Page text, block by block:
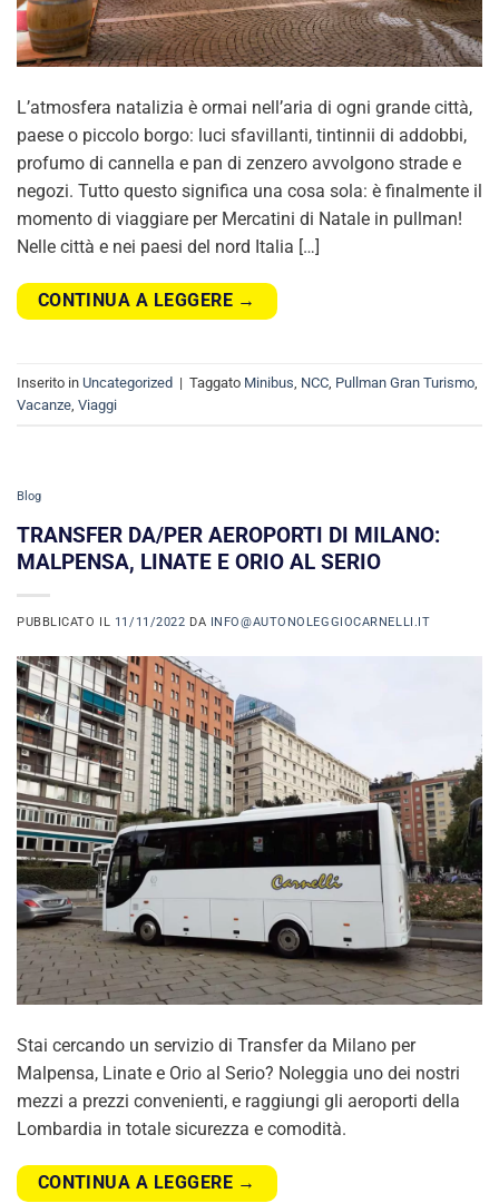
L’atmosfera natalizia è ormai nell’aria di ogni grande città,
paese o piccolo borgo: luci sfavillanti, tintinnii di addobbi,
profumo di cannella e pan di zenzero avvolgono strade e
negozi. Tutto questo significa una cosa sola: è finalmente il
momento di viaggiare per Mercatini di Natale in pullman!
Nelle città e nei paesi del nord Italia […]
CONTINUA A LEGGERE →
Inserito in Uncategorized | Taggato Minibus NCC Pullman Gran Turismo
Vacanze Viaggi
Blog
TRANSFER DA/PER AEROPORTI DI MILANO:
MALPENSA, LINATE E ORIO AL SERIO
PUBBLICATO IL 11/11/2022 DA INFO@AUTONOLEGGIOCARNELLI.IT
Stai cercando un servizio di Transfer da Milano per
Malpensa, Linate e Orio al Serio? Noleggia uno dei nostri
mezzi a prezzi convenienti, e raggiungi gli aeroporti della
Lombardia in totale sicurezza e comodità.
CONTINUA A LEGGERE →